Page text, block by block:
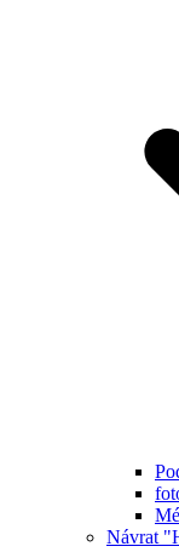
Návrat